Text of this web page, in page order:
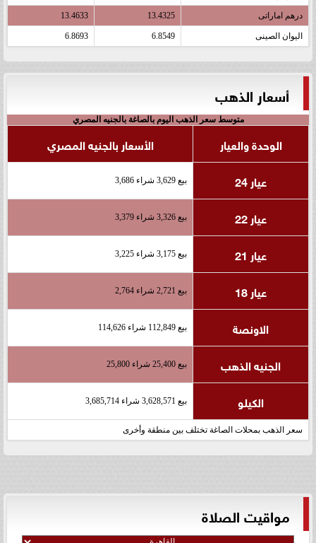
درهم اماراتى 13.4325
13.4633
اليوان الصينى 6.8549
6.8693
أسعار الذهب
متوسط سعر الذهب اليوم بالصاغة بالجنيه المصري
الوحدة والعيار
الأسعار بالجنيه المصري
عيار 24
بيع 3,629 شراء 3,686
عيار 22 بيع 3,326 شراء 3,379
عيار 21 بيع 3,175 شراء 3,225
عيار 18 بيع 2,721 شراء 2,764
الاونصة بيع 112,849 شراء 114,626
الجنيه الذهب بيع 25,400 شراء 25,800
الكيلو بيع 3,628,571 شراء 3,685,714
سعر الذهب بمحلات الصاغة تختلف بين منطقة وأخرى
مواقيت الصلاة